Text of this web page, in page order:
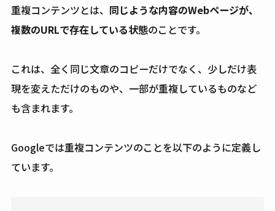
重複コンテンツとは、 同じような内容のWebページが、
複数のURLで存在している状態のことです。
これは、全く同じ文章のコピーだけでなく、少しだけ表
現を変えただけのものや、一部が重複しているものなど
も含まれます。
Googleでは重複コンテンツのことを以下のように定義し
ています。